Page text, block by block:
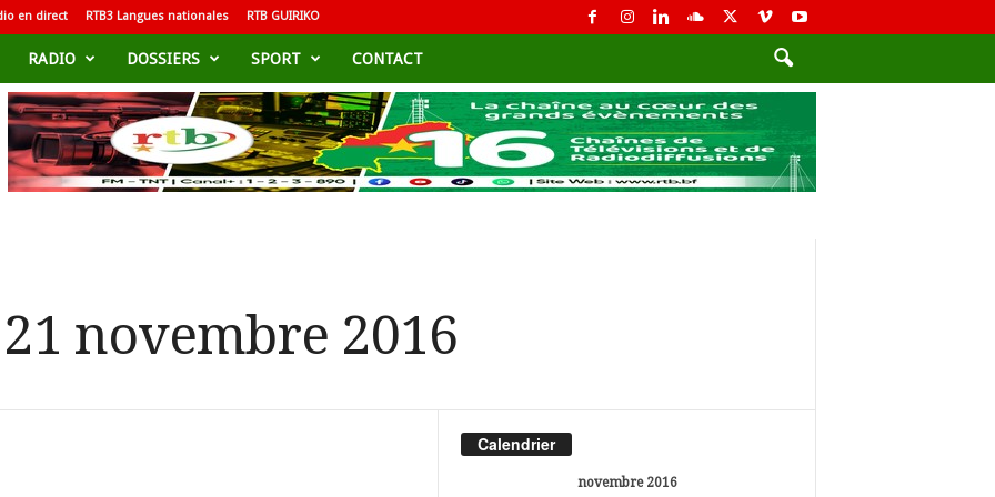
en direct RTB3 Langues nationales RTB GUIRIKO
RADIO DOSSIERS SPORT CONTACT
novembre 2016
Calendrier
novembre 2016